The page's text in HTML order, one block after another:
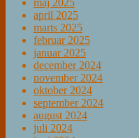
april 2025
marts 2025
februar 2025
januar 2025
december 2024
november 2024
oktober 2024
september 2024
august 2024
juli 2024